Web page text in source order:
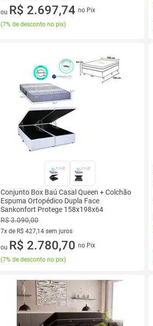
7 vez de R$ 414,40 sem juros
ou R$ 2.697,74 no Pix
(7% de desconto no pix)
Conjunto Box Baú Casal Queen + Colchão
Espuma Ortopédico Dupla Face
Sankonfort Protege 158x198x64
R$ 3.090,00
7x de R$ 427,14 sem juros
7 vez de R$ 427,14 sem juros
ou R$ 2.780,70 no Pix
(7% de desconto no pix)